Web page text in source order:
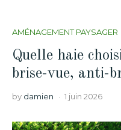
AMÉNAGEMENT PAYSAGER
Quelle haie
brise-vue, anti-
by damien 1 juin 2026